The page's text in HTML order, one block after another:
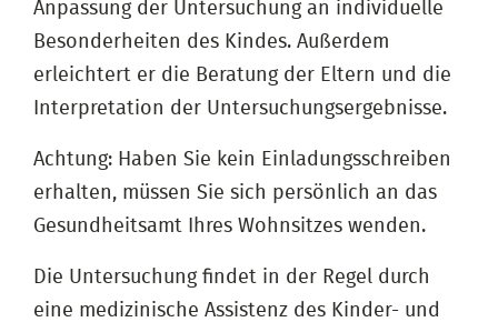
Anpassung der Untersuchung an individuelle
Besonderheiten des Kindes. Außerdem
erleichtert er die Beratung der Eltern und die
Interpretation der Untersuchungsergebnisse.
Achtung: Haben Sie kein Einladungsschreiben
erhalten, müssen Sie sich persönlich an das
Gesundheitsamt Ihres Wohnsitzes wenden.
Die Untersuchung findet in der Regel durch
eine medizinische Assistenz des Kinder- und